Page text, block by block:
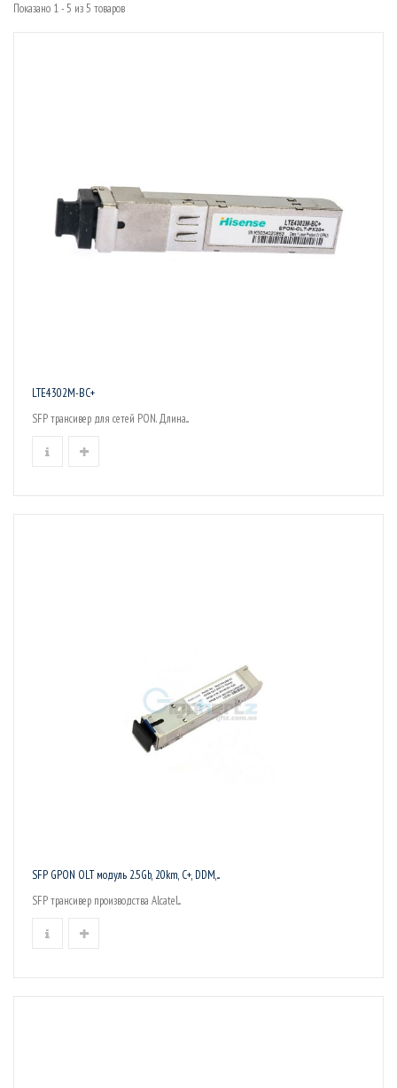
Показано 1 - 5 из 5 товаров
LTE4302M-BC+
SFP трансивер для сетей PON. Длина...
SFP GPON OLT модуль 2.5Gb, 20km, C+, DDM,...
SFP трансивер производства Alcatel...